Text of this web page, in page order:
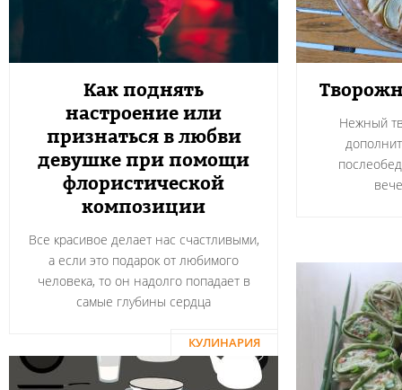
Как поднять
настроение или
признаться в любви
девушке при помощи
флористической
композиции
Все красивое делает нас счастливыми,
а если это подарок от любимого
человека, то он надолго попадает в
самые глубины сердца
Нежный
КУЛИНАРИЯ